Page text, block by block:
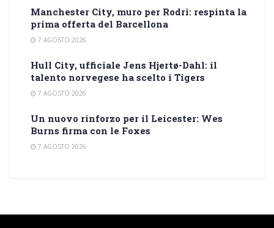
Manchester City, muro per Rodri: respinta la
prima offerta del Barcellona
7 AGOSTO 2026
Hull City, ufficiale Jens Hjertø-Dahl: il
talento norvegese ha scelto i Tigers
7 AGOSTO 2026
Un nuovo rinforzo per il Leicester: Wes
Burns firma con le Foxes
7 AGOSTO 2026